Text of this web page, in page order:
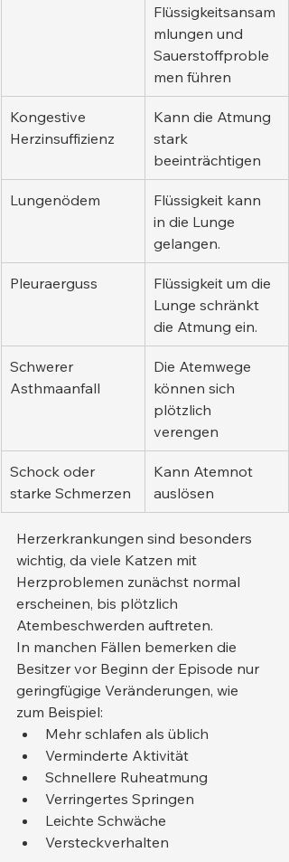
Flüssigkeitsansam
mlungen und
Sauerstoffproble
men führen
Kongestive
Herzinsuffizienz
Kann die Atmung
stark
beeinträchtigen
Lungenödem
Flüssigkeit kann
in die Lunge
gelangen.
Pleuraerguss
Flüssigkeit um die
Lunge schränkt
die Atmung ein.
Schwerer
Asthmaanfall
Die Atemwege
können sich
plötzlich
verengen
Schock oder
starke Schmerzen
Kann Atemnot
auslösen
Herzerkrankungen sind besonders
wichtig, da viele Katzen mit
Herzproblemen zunächst normal
erscheinen, bis plötzlich
Atembeschwerden auftreten.
In manchen Fällen bemerken die
Besitzer vor Beginn der Episode nur
geringfügige Veränderungen, wie
zum Beispiel:
Mehr schlafen als üblich
Verminderte Aktivität
Schnellere Ruheatmung
Verringertes Springen
Leichte Schwäche
Versteckverhalten